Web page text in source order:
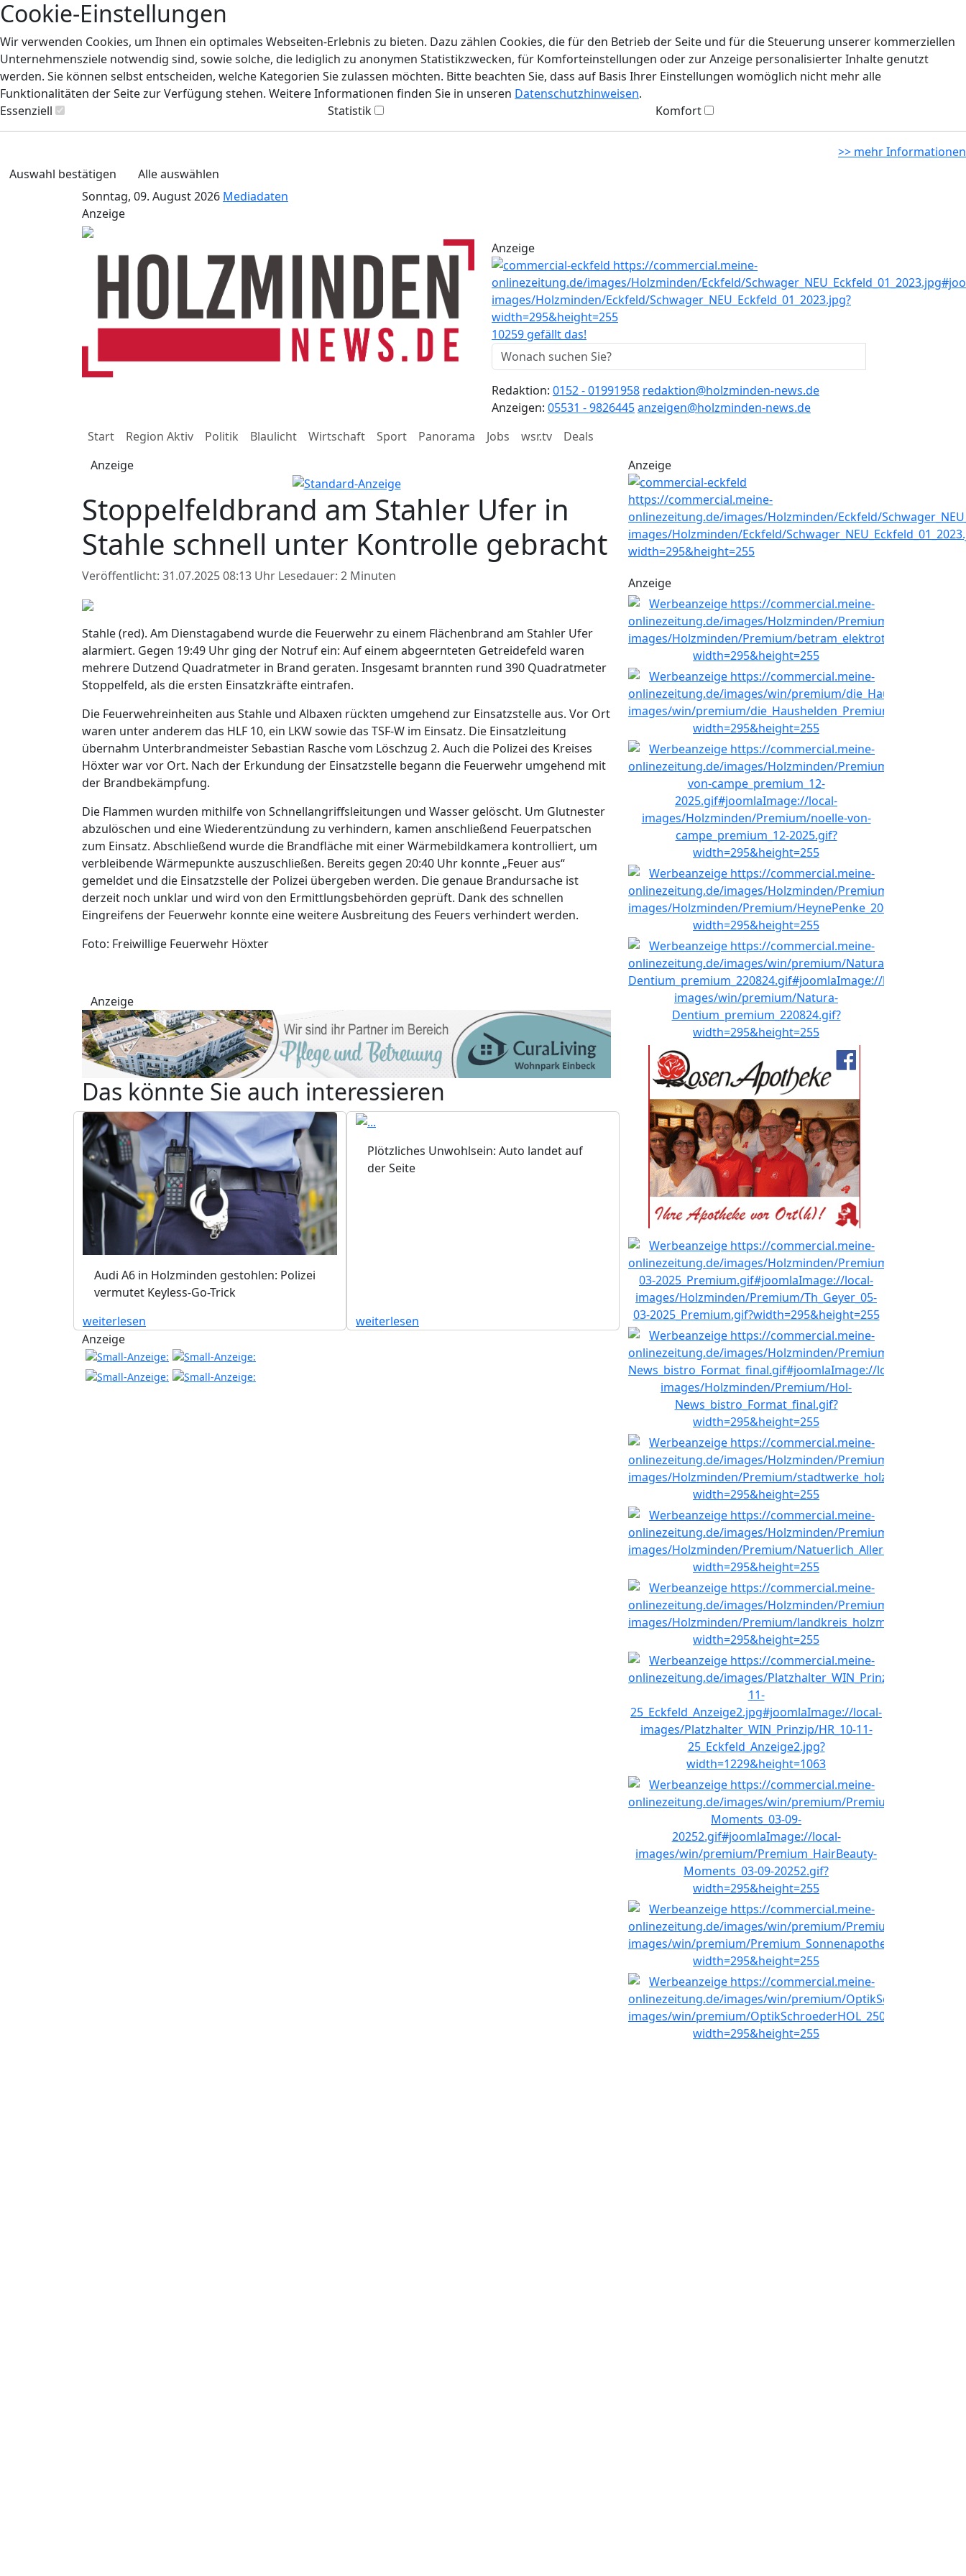
Cookie-Einstellungen
Wir verwenden Cookies, um Ihnen ein optimales Webseiten-Erlebnis zu bieten. Dazu zählen Cookies, die für den Betrieb der Seite und für die Steuerung unserer kommerziellen
Unternehmensziele notwendig sind, sowie solche, die lediglich zu anonymen Statistikzwecken, für Komforteinstellungen oder zur Anzeige personalisierter Inhalte genutzt
werden. Sie können selbst entscheiden, welche Kategorien Sie zulassen möchten. Bitte beachten Sie, dass auf Basis Ihrer Einstellungen womöglich nicht mehr alle
Funktionalitäten der Seite zur Verfügung stehen. Weitere Informationen finden Sie in unseren Datenschutzhinweisen.
Essenziell
Statistik Komfort
>> mehr Informationen
Auswahl bestätigen
Alle auswählen
Sonntag, 09. August 2026 Mediadaten
Anzeige
Anzeige
10259 gefällt das!
Redaktion: 0152 - 01991958 redaktion@holzminden-news.de
Anzeigen: 05531 - 9826445anzeigen@holzminden-news.de
Start
Region Aktiv Politik Blaulicht Wirtschaft Sport Panorama Jobs wsr.tv
Deals
Anzeige
Stoppelfeldbrand am Stahler Ufer in
Stahle schnell unter Kontrolle gebracht
Veröffentlicht: 31.07.2025 08:13 Uhr Lesedauer: 2 Minuten
Stahle (red). Am Dienstagabend wurde die Feuerwehr zu einem Flächenbrand am Stahler Ufer
alarmiert. Gegen 19:49 Uhr ging der Notruf ein: Auf einem abgeernteten Getreidefeld waren
mehrere Dutzend Quadratmeter in Brand geraten. Insgesamt brannten rund 390 Quadratmeter
Stoppelfeld, als die ersten Einsatzkräfte eintrafen.
Die Feuerwehreinheiten aus Stahle und Albaxen rückten umgehend zur Einsatzstelle aus. Vor Ort
waren unter anderem das HLF 10, ein LKW sowie das TSF-W im Einsatz. Die Einsatzleitung
übernahm Unterbrandmeister Sebastian Rasche vom Löschzug 2. Auch die Polizei des Kreises
Höxter war vor Ort. Nach der Erkundung der Einsatzstelle begann die Feuerwehr umgehend mit
der Brandbekämpfung.
Die Flammen wurden mithilfe von Schnellangriffsleitungen und Wasser gelöscht. Um Glutnester
abzulöschen und eine Wiederentzündung zu verhindern, kamen anschließend Feuerpatschen
zum Einsatz. Abschließend wurde die Brandfläche mit einer Wärmebildkamera kontrolliert, um
verbleibende Wärmepunkte auszuschließen. Bereits gegen 20:40 Uhr konnte „Feuer aus“
gemeldet und die Einsatzstelle der Polizei übergeben werden. Die genaue Brandursache ist
derzeit noch unklar und wird von den Ermittlungsbehörden geprüft. Dank des schnellen
Eingreifens der Feuerwehr konnte eine weitere Ausbreitung des Feuers verhindert werden.
Foto: Freiwillige Feuerwehr Höxter
Anzeige
Das könnte Sie auch interessieren
Audi A6 in Holzminden gestohlen: Polizei
vermutet Keyless-Go-Trick
weiterlesen
Plötzliches Unwohlsein: Auto landet auf
der Seite
weiterlesen
Anzeige
Anzeige
Anzeige